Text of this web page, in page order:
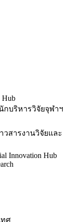
Hub
กบริหารวิจัยจุฬาฯ
วสารงานวิจัยและ
Innovation Hub
ทศ